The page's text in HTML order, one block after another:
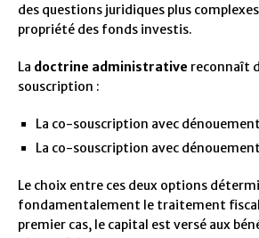
des questions juridiques plus
propriété des fonds investis.
La doctrine administrative reconnaît
souscription :
La co-souscription avec
La co-souscription avec
Le choix entre ces deux options
fondamentalement le traitement
premier cas, le capital est versé aux